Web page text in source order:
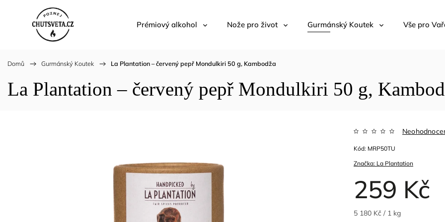
Prémiový alkohol Nože pro život Gurmánský Koutek Vše pro
Domů / Gurmánský Koutek / La Plantation – červený pepř Mondulkiri 50 g, Kambodža
La Plantation – červený pepř Mondulkiri 50 g,
Značka: La Plantation
259 Kč
5 180 Kč / 1 kg
Kód: MRP50TU